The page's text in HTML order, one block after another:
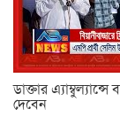
ডাক্তার
দেবেন